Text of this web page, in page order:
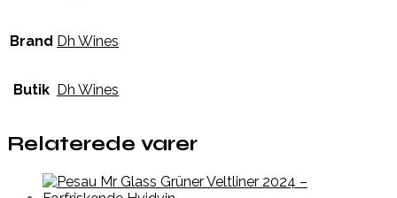
Brand Dh Wines
Butik Dh Wines
Relaterede varer